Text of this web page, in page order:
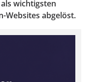
wichtigsten
Websites abgelöst.